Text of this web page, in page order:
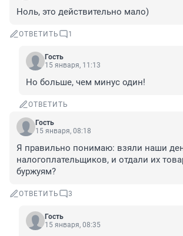
Ноль, это действительно мало)
ОТВЕТИТЬ 1
Гость
15 января, 11:13
Но больше, чем минус один!
ОТВЕТИТЬ
Гость
15 января, 08:18
Я правильно понимаю: взяли наши
налогоплательщиков, и отдали их
буржуям?
ОТВЕТИТЬ 3
Гость
15 января, 08:35